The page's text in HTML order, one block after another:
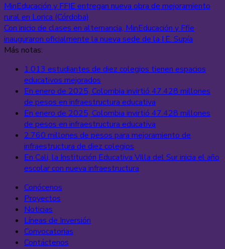
MinEducación y FFIE entregan nueva obra de mejoramiento
rural en Lorica (Córdoba)
Con inicio de clases en alternancia, MinEducación y Ffie
inauguraron oficialmente la nueva sede de la I.E. Supía
Más notas:
1.013 estudiantes de diez colegios tienen espacios
educativos mejorados
En enero de 2025, Colombia invirtió 47.428 millones
de pesos en infraestructura educativa
En enero de 2025, Colombia invirtió 47.428 millones
de pesos en infraestructura educativa
2.760 millones de pesos para mejoramiento de
infraestructura de diez colegios
En Cali, la Institución Educativa Villa del Sur inicia el año
escolar con nueva infraestructura
Conócenos
Proyectos
Noticias
Líneas de Inversión
Convocatorias
Contáctenos